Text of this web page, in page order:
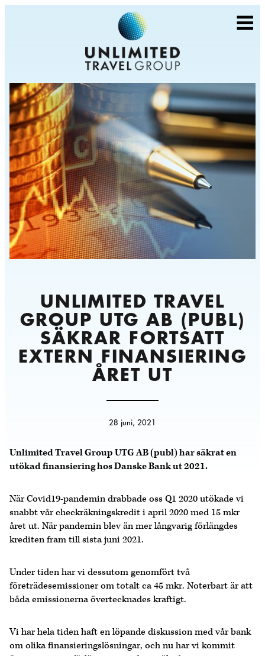
UNLIMITED TRAVEL
GROUP UTG AB (PUBL)
SÄKRAR FORTSATT
EXTERN FINANSIERING
ÅRET UT
28 juni, 2021
Unlimited Travel Group UTG AB (publ) har säkrat en
utökad finansiering hos Danske Bank ut 2021.
När Covid19-pandemin drabbade oss Q1 2020 utökade vi
snabbt vår checkräkningskredit i april 2020 med 15 mkr
året ut. När pandemin blev än mer långvarig förlängdes
krediten fram till sista juni 2021.
Under tiden har vi dessutom genomfört två
företrädesemissioner om totalt ca 45 mkr. Noterbart är att
båda emissionerna övertecknades kraftigt.
Vi har hela tiden haft en löpande diskussion med vår bank
om olika finansieringslösningar, och nu har vi kommit